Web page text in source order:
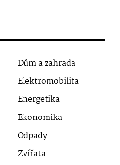
Dům a zahrada
Elektromobilita
Energetika
Ekonomika
Odpady
Zvířata